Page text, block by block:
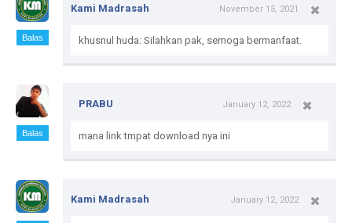
Balas
Kami Madrasah November 15, 2021
khusnul huda: Silahkan pak, semoga bermanfaat.
Balas
PRABU January 12, 2022
mana link tmpat download nya ini
Kami Madrasah January 12, 2022